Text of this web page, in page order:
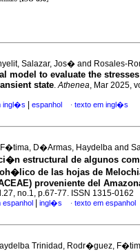
Salazar, Jos� and Rosales-
model to evaluate the
state.Athenea, Mar 2025,
ingl�s espanhol · texto em ingl�s
D�Armas, Haydelba and
estructural de algunos
de las hojas de
proveniente del
no.1, p.67-77. ISSN 1315-0162
espanhol ingl�s · texto em espanhol
Trinidad, Rodr�guez,